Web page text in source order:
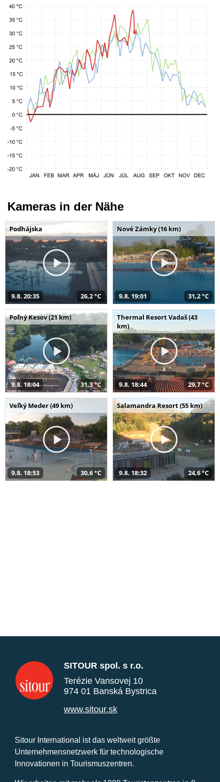
Kameras in der Nähe
Podhájska
9.8. 20:35 26,2 °C
Nové Zámky (16 km)
9.8. 19:01 31,2 °C
Poľný Kesov (21 km)
9.8. 18:04 31,3 °C
Thermal Resort Vadaš (43
km)
9.8. 18:44 29,7 °C
Veľký Meder (49 km)
9.8. 18:53 30,6 °C
Salamandra Resort (55 km)
9.8. 18:32 24,6 °C
SITOUR spol. s r.o.
Terézie Vansovej 10
974 01 Banská Bystrica
www.sitour.sk
Sitour International ist das weltweit größte
Unternehmensnetzwerk für technologische
Innovationen in Tourismuszentren.